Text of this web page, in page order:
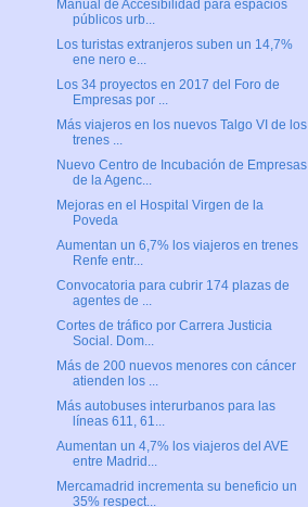
Manual de Accesibilidad para espacios
públicos urb...
Los turistas extranjeros suben un 14,7%
ene nero e...
Los 34 proyectos en 2017 del Foro de
Empresas por ...
Más viajeros en los nuevos Talgo VI de los
trenes ...
Nuevo Centro de Incubación de Empresas
de la Agenc...
Mejoras en el Hospital Virgen de la
Poveda
Aumentan un 6,7% los viajeros en trenes
Renfe entr...
Convocatoria para cubrir 174 plazas de
agentes de ...
Cortes de tráfico por Carrera Justicia
Social. Dom...
Más de 200 nuevos menores con cáncer
atienden los ...
Más autobuses interurbanos para las
líneas 611, 61...
Aumentan un 4,7% los viajeros del AVE
entre Madrid...
Mercamadrid incrementa su beneficio un
35% respect...